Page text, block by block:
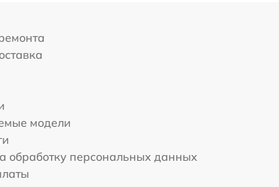
модели
обработку персональных данных